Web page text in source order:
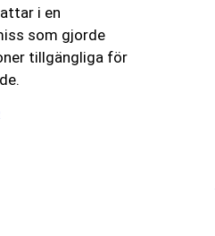
i en
som gjorde
tillgängliga för